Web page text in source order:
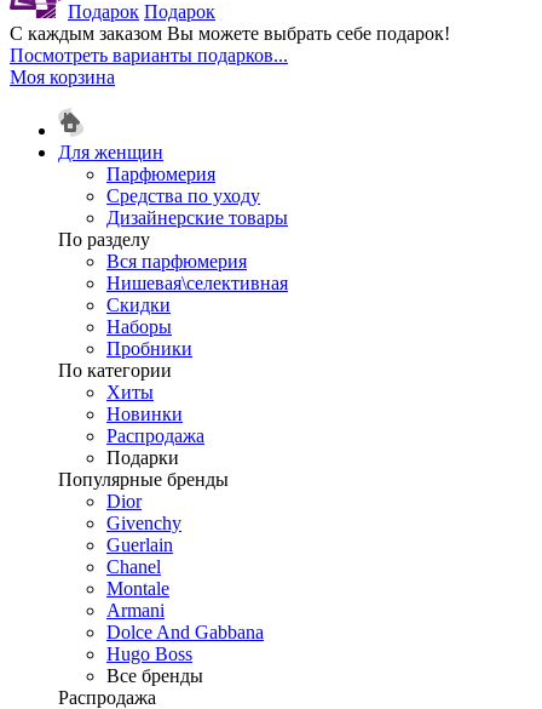
Подарок Подарок
С каждым заказом Вы можете выбрать себе подарок!
Посмотреть варианты подарков...
Моя корзина
Для женщин
Парфюмерия
Средства по уходу
Дизайнерские товары
По разделу
Вся парфюмерия
Нишевая\селективная
Скидки
Наборы
Пробники
По категории
Хиты
Новинки
Распродажа
Подарки
Популярные бренды
Dior
Givenchy
Guerlain
Chanel
Montale
Armani
Dolce And Gabbana
Hugo Boss
Все бренды
Распродажа